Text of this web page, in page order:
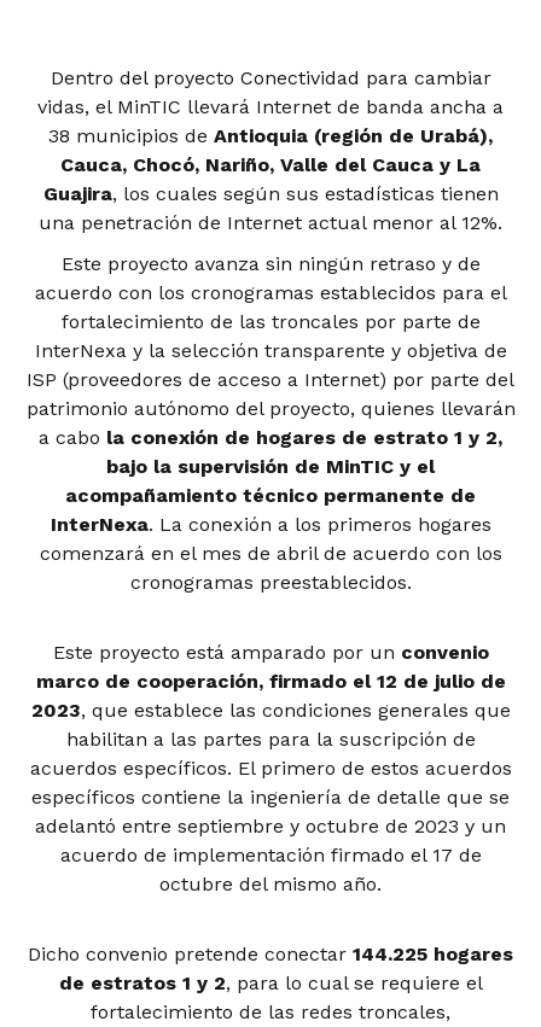
Dentro del proyecto Conectividad para cambiar
vidas, el MinTIC llevará Internet de banda ancha a
38 municipios de Antioquia (región de Urabá),
Cauca, Chocó, Nariño, Valle del Cauca y La
Guajira, los cuales según sus estadísticas tienen
una penetración de Internet actual menor al 12%.
Este proyecto avanza sin ningún retraso y de
acuerdo con los cronogramas establecidos para el
fortalecimiento de las troncales por parte de
InterNexa y la selección transparente y objetiva de
ISP (proveedores de acceso a Internet) por parte del
patrimonio autónomo del proyecto, quienes llevarán
a cabo la conexión de hogares de estrato 1 y 2,
bajo la supervisión de MinTIC y el
acompañamiento técnico permanente de
InterNexa. La conexión a los primeros hogares
comenzará en el mes de abril de acuerdo con los
cronogramas preestablecidos.
Este proyecto está amparado por un convenio
marco de cooperación, firmado el 12 de julio de
2023, que establece las condiciones generales que
habilitan a las partes para la suscripción de
acuerdos específicos. El primero de estos acuerdos
específicos contiene la ingeniería de detalle que se
adelantó entre septiembre y octubre de 2023 y un
acuerdo de implementación firmado el 17 de
octubre del mismo año.
Dicho convenio pretende conectar 144.225 hogares
de estratos 1 y 2, para lo cual se requiere el
fortalecimiento de las redes troncales,